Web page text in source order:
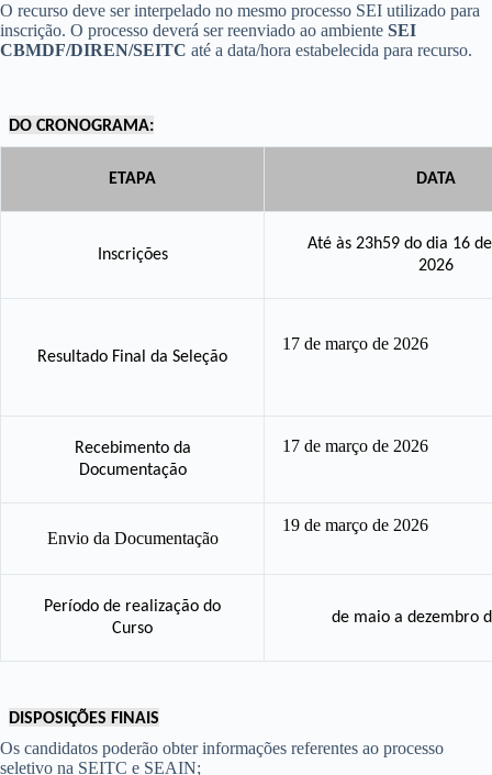
O recurso deve ser interpelado no mesmo processo SEI utilizado para
inscrição. O processo deverá ser reenviado ao ambiente SEI
CBMDF/DIREN/SEITC até a data/hora estabelecida para recurso.
DO CRONOGRAMA:
ETAPA DATA
Inscrições
Até às 23h59 do dia 16
2026
Resultado Final da Seleção
17 de março de 2026
Recebimento da
Documentação
17 de março de 2026
Envio da Documentação
19 de março de 2026
Período de realização do
Curso
de maio a dezembro
DISPOSIÇÕES FINAIS
Os candidatos poderão obter informações referentes ao processo
seletivo na SEITC e SEAIN;